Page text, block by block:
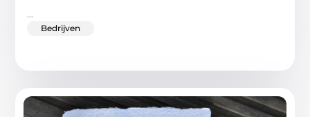
Bedrijven